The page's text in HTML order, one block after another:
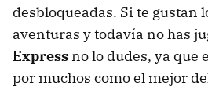
desbloqueadas. Si te gustan
aventuras y todavía no has
Express no lo dudes, ya que
por muchos como el mejor